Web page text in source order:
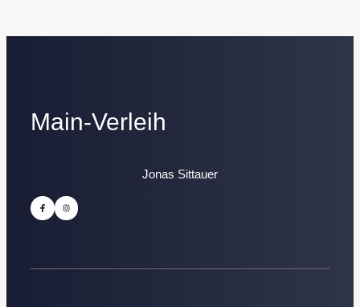
Main-Verleih
Jonas Sittauer